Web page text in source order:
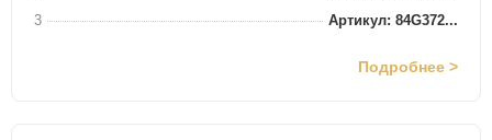
3
Артикул: 84G372...
Подробнее >